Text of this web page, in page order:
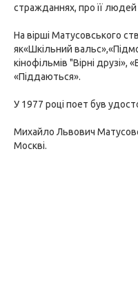
стражданнях, про її людей
На вірші Матусовського
як«Шкільний
кінофільмів "Вірні друзі»,
«Піддаються».
У 1977 році поет був
Михайло Львович
Москві.